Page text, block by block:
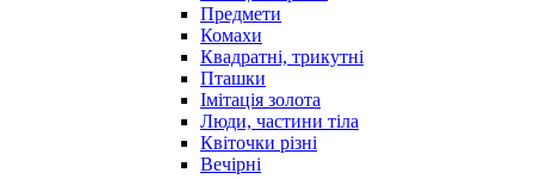
Предмети
Комахи
Квадратні, трикутні
Пташки
Імітація золота
Люди, частини тіла
Квіточки різні
Вечірні